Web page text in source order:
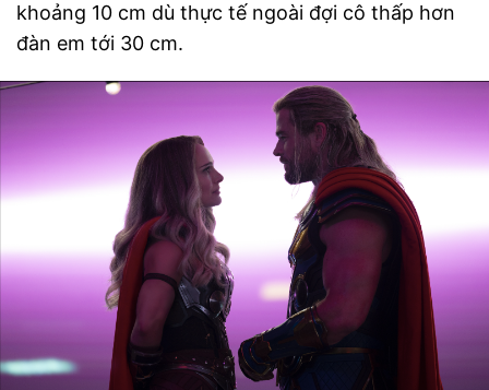
khoảng 10 cm dù thực tế ngoài đợi cô thấp hơn
đàn em tới 30 cm.